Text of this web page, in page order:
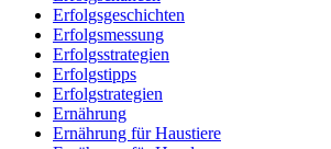
Erfolgsgeschichten
Erfolgsmessung
Erfolgsstrategien
Erfolgstipps
Erfolgstrategien
Ernährung
Ernährung für Haustiere